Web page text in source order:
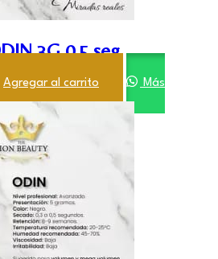
3G 0,5 seg
Agregar al carrito
Más